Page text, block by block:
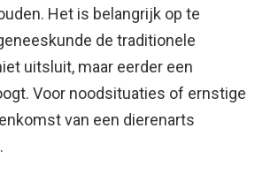
Het is belangrijk op te
de traditionele
uitsluit, maar eerder een
Voor noodsituaties of ernstige
van een dierenarts